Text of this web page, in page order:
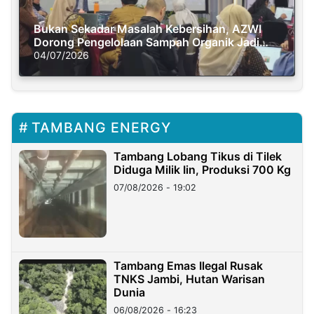
Bukan Sekadar Masalah Kebersihan, AZWI
Dorong Pengelolaan Sampah Organik Jadi
Solusi Krisis Iklim
04/07/2026
TAMBANG ENERGY
Tambang Lobang Tikus di Tilek
Diduga Milik Iin, Produksi 700 Kg
07/08/2026 - 19:02
Tambang Emas Ilegal Rusak
TNKS Jambi, Hutan Warisan
Dunia
06/08/2026 - 16:23